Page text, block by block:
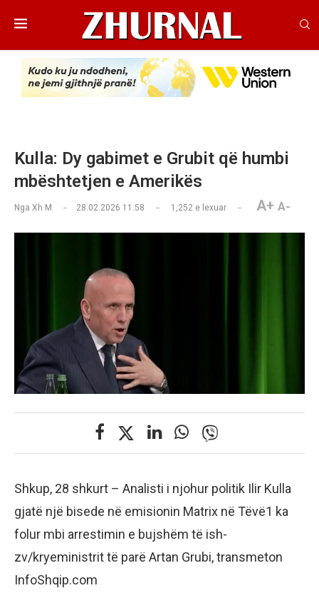
Kulla: Dy gabimet e Grubit që humbi
mbështetjen e Amerikës
Nga Xh M 28.02.2026 11:58 1,252 e lexuar A+ A-
Shkup, 28 shkurt – Analisti i njohur politik Ilir Kulla
gjatë një bisede në emisionin Matrix në Tëvë1 ka
folur mbi arrestimin e bujshëm të ish-
zv/kryeministrit të parë Artan Grubi, transmeton
InfoShqip.com